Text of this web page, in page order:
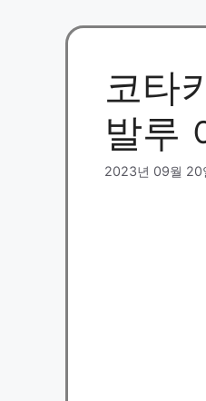
코타
발루
2023년 09월 20